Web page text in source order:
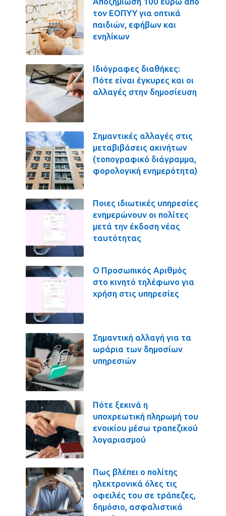
τον ΕΟΠΥΥ για οπτικά
παιδιών, εφήβων και
ενηλίκων
Ιδιόγραφες διαθήκες:
Πότε είναι έγκυρες και οι
αλλαγές στην δημοσίευση
Σημαντικές αλλαγές στις
μεταβιβάσεις ακινήτων
(τοπογραφικό διάγραμμα,
φορολογική ενημερότητα)
Ποιες ιδιωτικές υπηρεσίες
ενημερώνουν οι πολίτες
μετά την έκδοση νέας
ταυτότητας
Ο Προσωπικός Αριθμός
στο κινητό τηλέφωνο για
χρήση στις υπηρεσίες
Σημαντική αλλαγή για τα
ωράρια των δημοσίων
υπηρεσιών
Πότε ξεκινά η
υποχρεωτική πληρωμή του
ενοικίου μέσω τραπεζικού
λογαριασμού
Πως βλέπει ο πολίτης
ηλεκτρονικά όλες τις
οφειλές του σε τράπεζες,
δημόσιο, ασφαλιστικά